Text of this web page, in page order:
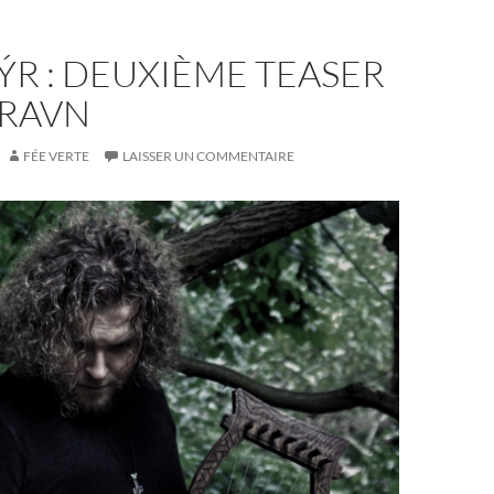
: DEUXIÈME TEASER
FÉE VERTE LAISSER UN COMMENTAIRE